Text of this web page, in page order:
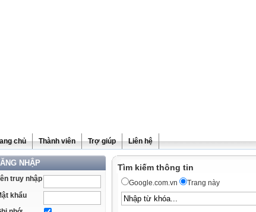
chủ Thành viên Trợ giúp Liên hệ
NHẬP
truy nhập
khẩu
Tìm kiếm thông tin
Google.com.vn Trang này